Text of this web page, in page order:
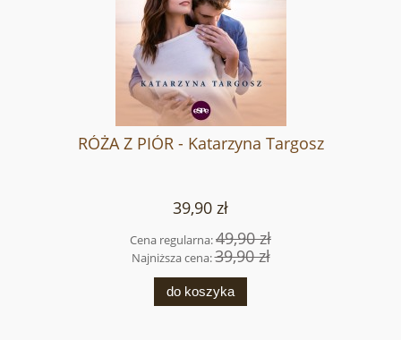
RÓŻA Z PIÓR - Katarzyna Targosz
39,90 zł
Cena regularna:49,90 zł
Najniższa cena:39,90 zł
do koszyka